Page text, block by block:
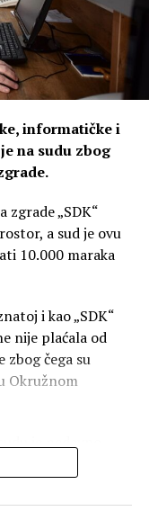
ne obećava,
od januara
sistemski način,
Ne možemo
o grijanju“,
informatičke i
na sudu zbog
zgrade „SDK“
a sud je ovu
10.000 maraka
i kao „SDK“
nije plaćala od
zbog čega su
Okružnom
čime je postala